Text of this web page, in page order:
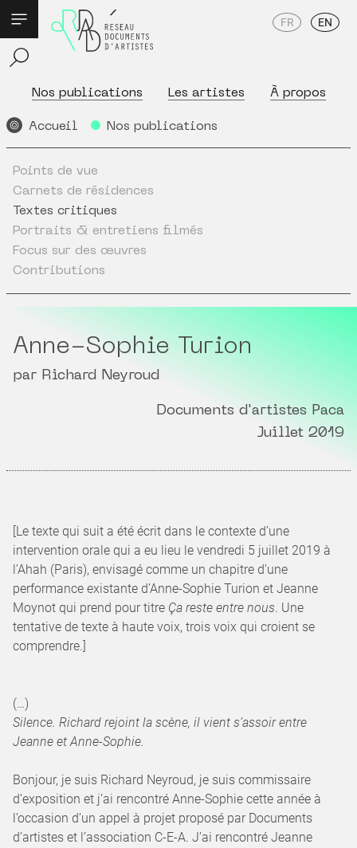
Nos publications Les artistes À propos
FR EN
Accueil Nos publications
Points de vue
Carnets de résidences
Textes critiques
Portraits & entretiens filmés
Focus sur des œuvres
Contributions
Anne-Sophie Turion
par Richard Neyroud
Documents d'artistes Paca
Juillet 2019
[Le texte qui suit a été écrit dans le contexte d’une
intervention orale qui a eu lieu le vendredi 5 juillet 2019 à
l’Ahah (Paris), envisagé comme un chapitre d’une
performance existante d’Anne-Sophie Turion et Jeanne
Moynot qui prend pour titre Ça reste entre nous. Une
tentative de texte à haute voix, trois voix qui croient se
comprendre.]
(…)
Silence. Richard rejoint la scène, il vient s’assoir entre
Jeanne et Anne-Sophie.
Bonjour, je suis Richard Neyroud, je suis commissaire
d’exposition et j’ai rencontré Anne-Sophie cette année à
l’occasion d’un appel à projet proposé par Documents
d’artistes et l’association C-E-A. J’ai rencontré Jeanne